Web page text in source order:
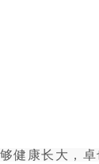
健康长大，卓